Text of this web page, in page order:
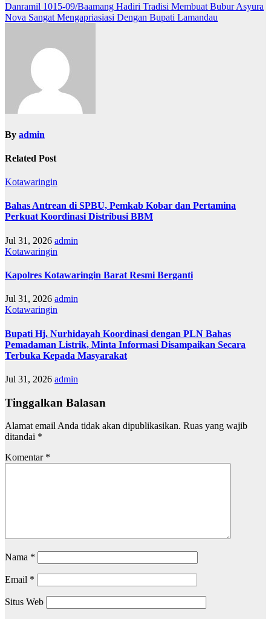
Navigasi
pos
Danramil 1015-09/Baamang Hadiri Tradisi Membuat Bubur Asyura
Nova Sangat Mengapriasiasi Dengan Bupati Lamandau
By admin
Related Post
Kotawaringin
Bahas Antrean di SPBU, Pemkab Kobar dan Pertamina
Perkuat Koordinasi Distribusi BBM
Jul 31, 2026 admin
Kotawaringin
Kapolres Kotawaringin Barat Resmi Berganti
Jul 31, 2026 admin
Kotawaringin
Bupati Hj. Nurhidayah Koordinasi dengan PLN Bahas
Pemadaman Listrik, Minta Informasi Disampaikan Secara
Terbuka Kepada Masyarakat
Jul 31, 2026 admin
Tinggalkan Balasan
Alamat email Anda tidak akan dipublikasikan. Ruas yang wajib
ditandai *
Komentar *
Nama *
Email *
Situs Web